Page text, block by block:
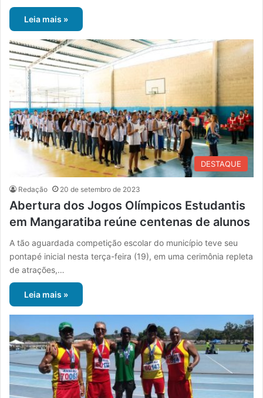
Leia mais »
DESTAQUE
Redação 20 de setembro de 2023
Abertura dos Jogos Olímpicos Estudantis
em Mangaratiba reúne centenas de alunos
A tão aguardada competição escolar do município teve seu
pontapé inicial nesta terça-feira (19), em uma cerimônia repleta
de atrações,…
Leia mais »